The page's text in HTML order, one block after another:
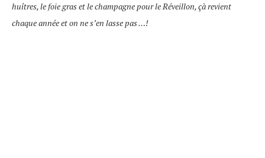
huîtres, le foie gras et le champagne pour le Réveillon, çà revient
chaque année et on ne s’en lasse pas …!